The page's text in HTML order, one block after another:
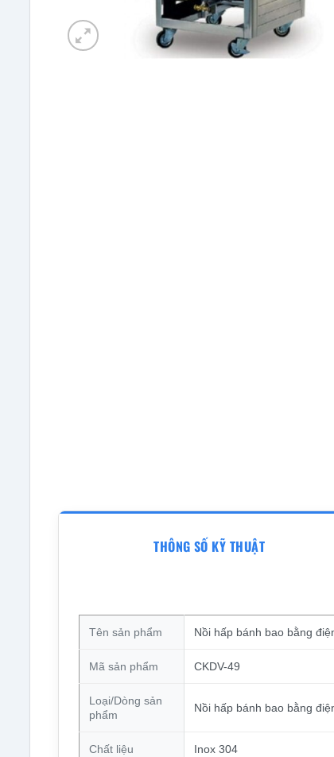
THÔNG SỐ KỸ THUẬT
Tên sản phẩm Nồi hấp bánh bao bằng
Mã sản phẩm CKDV-49
Loại/Dòng sản
phẩm
Nồi hấp bánh bao bằng
Chất liệu Inox 304